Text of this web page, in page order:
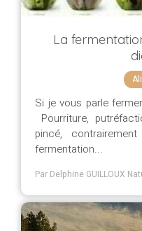
La
Si je vous parle
Pourriture,
pincé,
fermentation...
Par Delphine GUILLOUX